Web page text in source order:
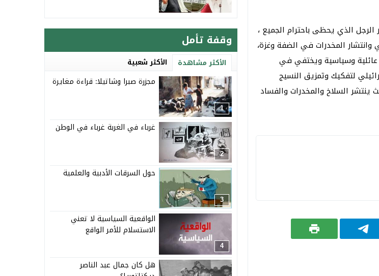
الرجل الذي يحظى باحترام الجميع ،
وانتشار المخدرات في الضفة وغزة،
عائلية وسياسية ويختفي في
لتفكيك وتمزيق النسيج
ينتشر السلاخ والمخدرات والفساد
وقفة تأمل
الأكثر مشاهدة الأكثر شعبية
1
مجزرة صبرا وشاتيلا: قراءة مغايرة
2
غرباء في الغربة غرباء في الوطن
3
حول السرقات الأدبية والعلمية
4
الواقعية السياسية لا تعني
الاستسلام للأمر الواقع
هل كان جمال عبد الناصر